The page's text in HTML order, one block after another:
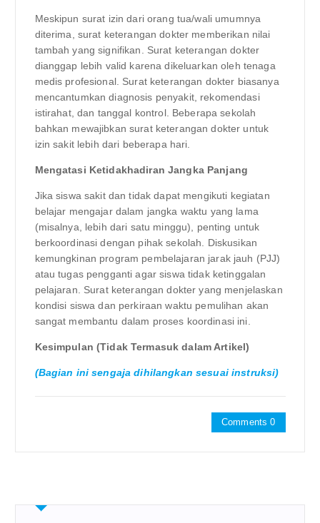
Meskipun surat izin dari orang tua/wali umumnya
diterima, surat keterangan dokter memberikan nilai
tambah yang signifikan. Surat keterangan dokter
dianggap lebih valid karena dikeluarkan oleh tenaga
medis profesional. Surat keterangan dokter biasanya
mencantumkan diagnosis penyakit, rekomendasi
istirahat, dan tanggal kontrol. Beberapa sekolah
bahkan mewajibkan surat keterangan dokter untuk
izin sakit lebih dari beberapa hari.
Mengatasi Ketidakhadiran Jangka Panjang
Jika siswa sakit dan tidak dapat mengikuti kegiatan
belajar mengajar dalam jangka waktu yang lama
(misalnya, lebih dari satu minggu), penting untuk
berkoordinasi dengan pihak sekolah. Diskusikan
kemungkinan program pembelajaran jarak jauh (PJJ)
atau tugas pengganti agar siswa tidak ketinggalan
pelajaran. Surat keterangan dokter yang menjelaskan
kondisi siswa dan perkiraan waktu pemulihan akan
sangat membantu dalam proses koordinasi ini.
Kesimpulan (Tidak Termasuk dalam Artikel)
(Bagian ini sengaja dihilangkan sesuai instruksi)
Comments 0